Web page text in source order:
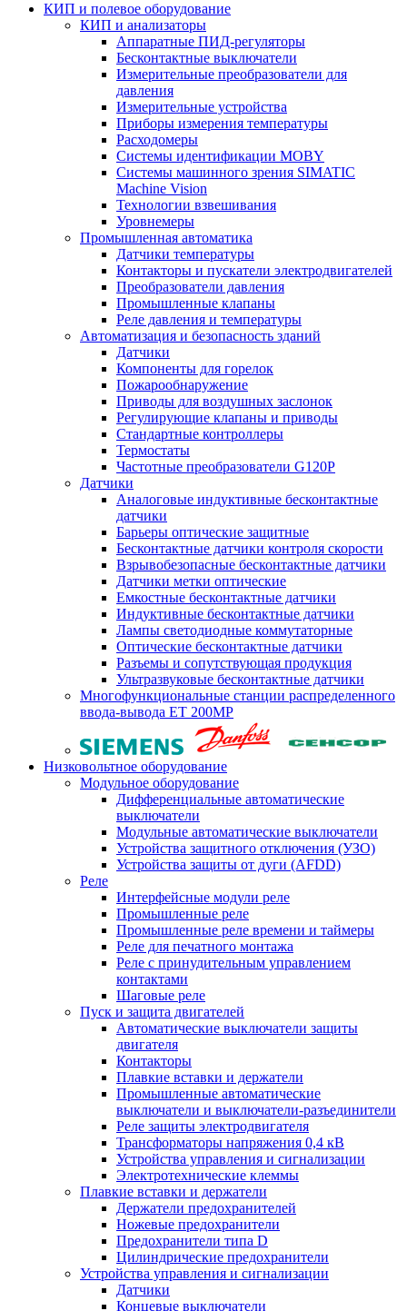
КИП и полевое оборудование
КИП и анализаторы
Аппаратные ПИД-регуляторы
Бесконтактные выключатели
Измерительные преобразователи для
давления
Измерительные устройства
Приборы измерения температуры
Расходомеры
Системы идентификации MOBY
Системы машинного зрения SIMATIC
Machine Vision
Технологии взвешивания
Уровнемеры
Промышленная автоматика
Датчики температуры
Контакторы и пускатели электродвигателей
Преобразователи давления
Промышленные клапаны
Реле давления и температуры
Автоматизация и безопасность зданий
Датчики
Компоненты для горелок
Пожарообнаружение
Приводы для воздушных заслонок
Регулирующие клапаны и приводы
Стандартные контроллеры
Термостаты
Частотные преобразователи G120P
Датчики
Аналоговые индуктивные бесконтактные
датчики
Барьеры оптические защитные
Бесконтактные датчики контроля скорости
Взрывобезопасные бесконтактные датчики
Датчики метки оптические
Емкостные бесконтактные датчики
Индуктивные бесконтактные датчики
Лампы светодиодные коммутаторные
Оптические бесконтактные датчики
Разъемы и сопутствующая продукция
Ультразвуковые бесконтактные датчики
Многофункциональные станции распределенного
ввода-вывода ET 200MP
Низковольтное оборудование
Модульное оборудование
Дифференциальные автоматические
выключатели
Модульные автоматические выключатели
Устройства защитного отключения (УЗО)
Устройства защиты от дуги (AFDD)
Реле
Интерфейсные модули реле
Промышленные реле
Промышленные реле времени и таймеры
Реле для печатного монтажа
Реле с принудительным управлением
контактами
Шаговые реле
Пуск и защита двигателей
Автоматические выключатели защиты
двигателя
Контакторы
Плавкие вставки и держатели
Промышленные автоматические
выключатели и выключатели-разъединители
Реле защиты электродвигателя
Трансформаторы напряжения 0,4 кВ
Устройства управления и сигнализации
Электротехнические клеммы
Плавкие вставки и держатели
Держатели предохранителей
Ножевые предохранители
Предохранители типа D
Цилиндрические предохранители
Устройства управления и сигнализации
Датчики
Концевые выключатели